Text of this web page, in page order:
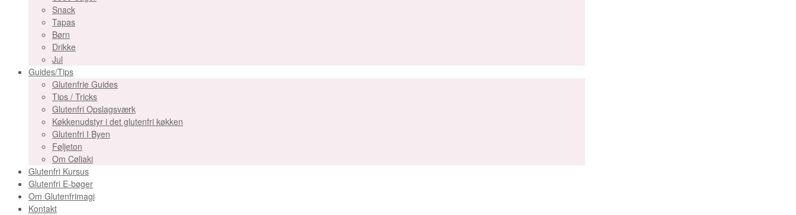
Snack
Tapas
Børn
Drikke
Jul
Guides/Tips
Glutenfrie Guides
Tips / Tricks
Glutenfri Opslagsværk
Køkkenudstyr i det glutenfri køkken
Glutenfri I Byen
Føljeton
Om Cøliaki
Glutenfri Kursus
Glutenfri E-bøger
Om Glutenfrimagi
Kontakt